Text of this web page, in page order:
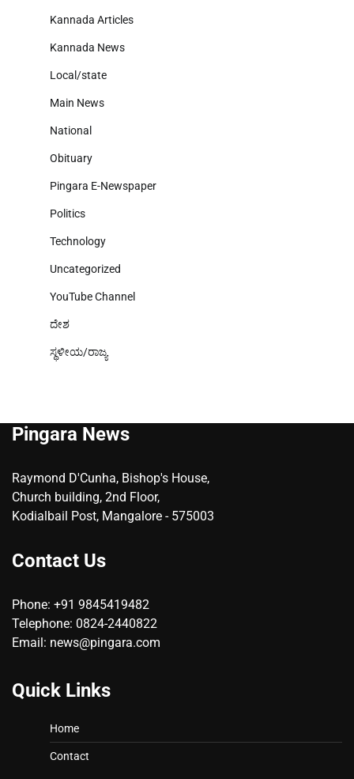
Kannada Articles
Kannada News
Local/state
Main News
National
Obituary
Pingara E-Newspaper
Politics
Technology
Uncategorized
YouTube Channel
ದೇಶ
ಸ್ಥಳೀಯ/ರಾಜ್ಯ
Pingara News
Raymond D'Cunha, Bishop's House,
Church building, 2nd Floor,
Kodialbail Post, Mangalore - 575003
Contact Us
Phone: +91 9845419482
Telephone: 0824-2440822
Email: news@pingara.com
Quick Links
Home
Contact